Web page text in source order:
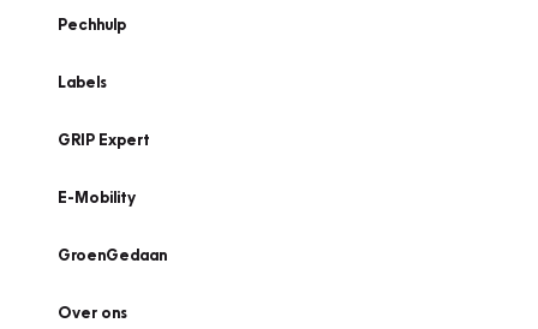
Pechhulp
Labels
GRIP Expert
E-Mobility
GroenGedaan
Over ons